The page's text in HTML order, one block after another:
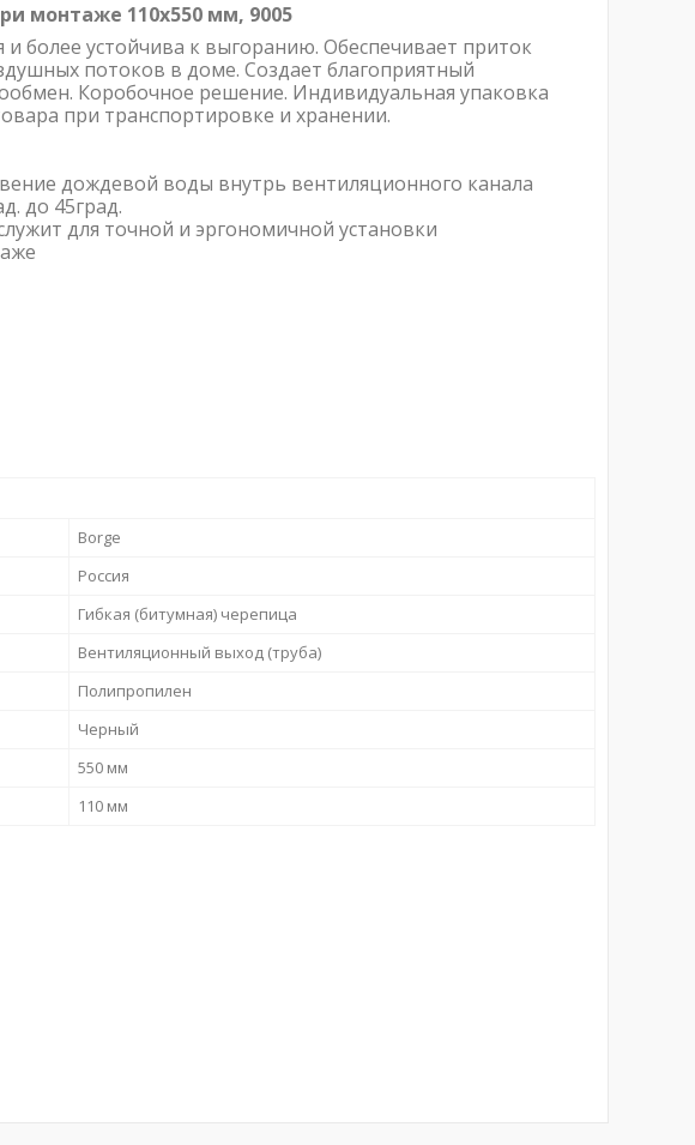
монтаже 110х550 мм, 9005
более устойчива к выгоранию. Обеспечивает приток
потоков в доме. Создает благоприятный
Коробочное решение. Индивидуальная упаковка
при транспортировке и хранении.
дождевой воды внутрь вентиляционного канала
до 45град.
для точной и эргономичной установки
Borge
Россия
Гибкая (битумная) черепица
Вентиляционный выход (труба)
Полипропилен
Черный
550 мм
110 мм